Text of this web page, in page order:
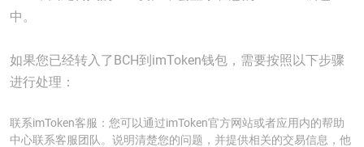
中。
如果您已经转入了BCH到imToken钱包，需要按照以下步骤
进行处理：
联系imToken客服：您可以通过imToken官方网站或者应用内的帮助
中心联系客服团队。说明清楚您的问题，并提供相关的交易信息，他